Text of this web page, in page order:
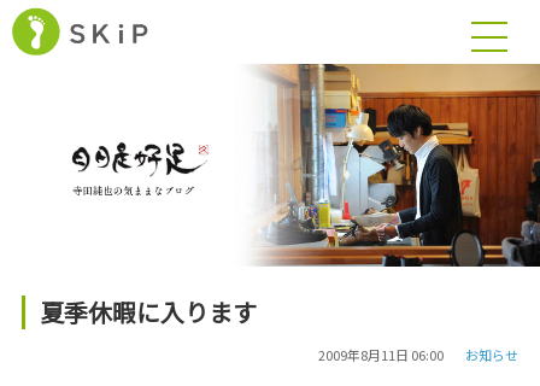
夏季休暇に入ります
2009年8月11日 06:00 お知らせ